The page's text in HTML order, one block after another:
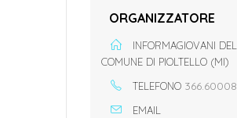
ORGANIZZATORE
INFORMAGIOVANI DEL
COMUNE DI PIOLTELLO (MI)
TELEFONO
EMAIL